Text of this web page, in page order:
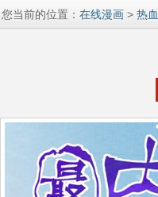
您当前的位置： 在线漫画 > 热血